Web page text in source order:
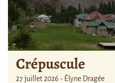
Crépuscule
27 juillet 2026 - Élyne Dragée